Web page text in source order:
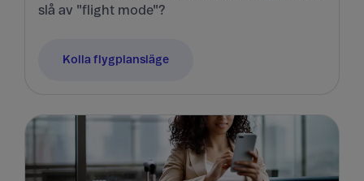
slå av "flight mode"?
Kolla flygplansläge